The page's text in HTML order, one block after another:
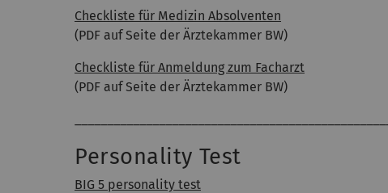
Checkliste für Medizin Absolventen
(PDF auf Seite der Ärztekammer BW)
Checkliste für Anmeldung zum Facharzt
(PDF auf Seite der Ärztekammer BW)
Personality Test
BIG 5 personality test